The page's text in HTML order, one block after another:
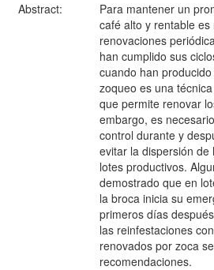
Abstract:
Para mantener un
café alto y rentable
renovaciones
han cumplido sus
cuando han
zoqueo es una
que permite renovar
embargo, es
control durante y
evitar la dispersión
lotes productivos.
demostrado que en
la broca inicia su
primeros días
las reinfestaciones
renovados por zoca
recomendaciones.